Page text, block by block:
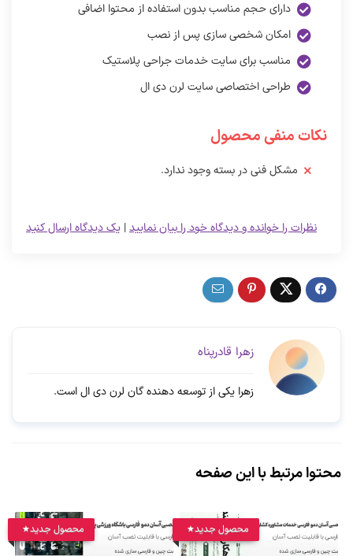
دارای حجم مناسب بدون استفاده از محتوا اضافی
امکان شخصی سازی پس از نصب
مناسب برای سایت خدمات جراحی پلاستیک
طراحی اختصاصی سایت لرن دی ال
نکات منفی محصول
مشکل فنی در بسته وجود ندارد.
یک دیدگاه ارسال کنید |نظرات را خوانده و دیدگاه خود را بیان نمایید
زهرا قادرپناه
زهرا یکی از توسعه دهنده گان لرن دی ال است.
محتوا مرتبط با این صفحه
محصول جدید محصول جدید